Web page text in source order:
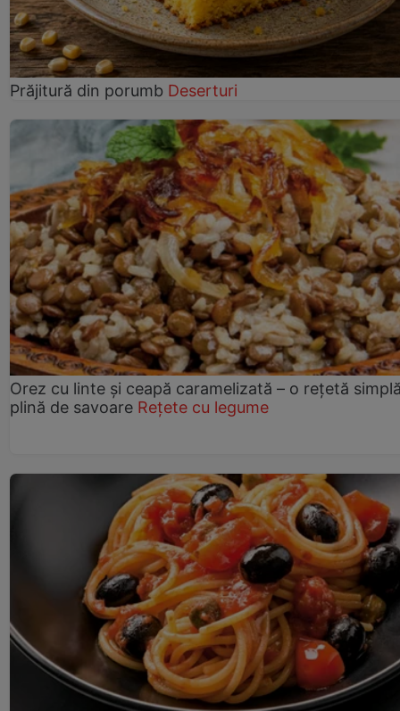
Prăjitură din porumb Deserturi
Orez cu linte și ceapă caramelizată – o rețetă
plină de savoare Rețete cu legume